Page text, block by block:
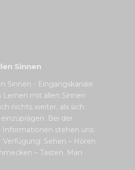
Sinnen
Sinnen - Eingangskanäle
Lernen mit allen Sinnen
nichts weiter, als sich
Bei der
Informationen stehen uns
Verfügung: Sehen – Hören
– Tasten. Man